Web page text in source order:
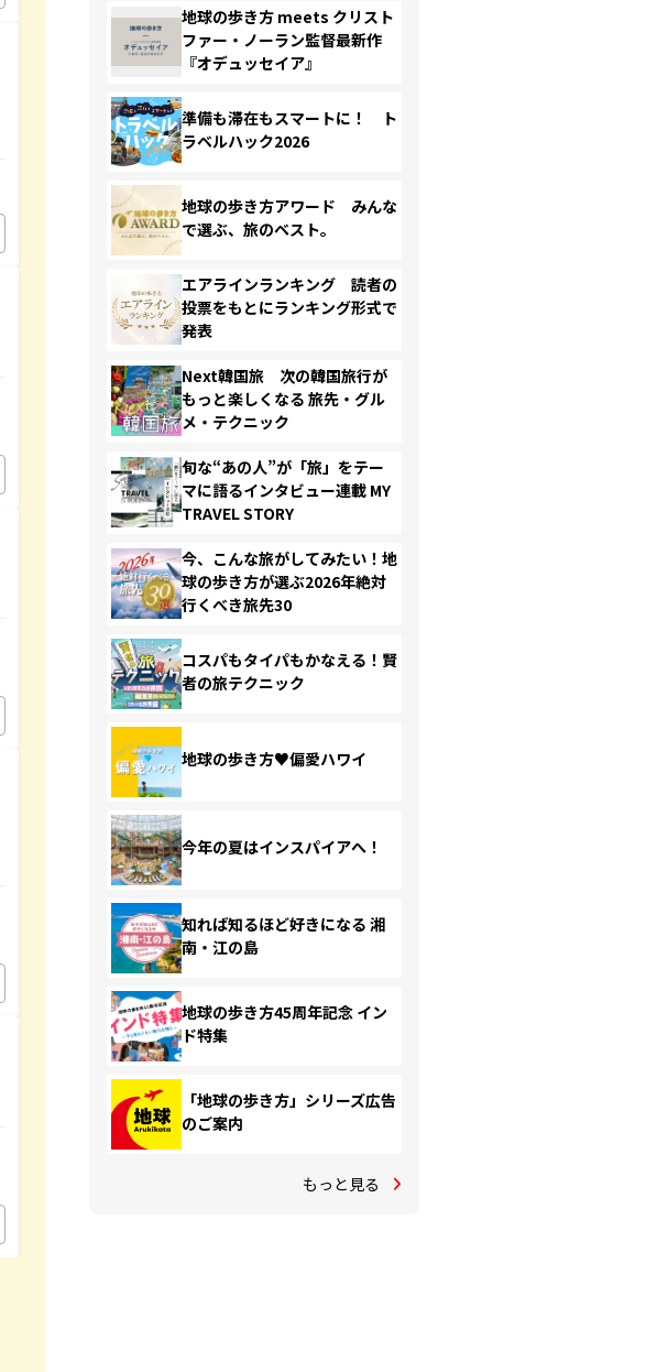
地球の歩き方 meets クリスト
ファー・ノーラン監督最新作
『オデュッセイア』
準備も滞在もスマートに！ ト
ラベルハック2026
地球の歩き方アワード みんな
で選ぶ、旅のベスト。
エアラインランキング 読者の
投票をもとにランキング形式で
発表
Next韓国旅 次の韓国旅行が
もっと楽しくなる 旅先・グル
メ・テクニック
旬な“あの人”が「旅」をテー
マに語るインタビュー連載 MY
TRAVEL STORY
今、こんな旅がしてみたい！地
球の歩き方が選ぶ2026年絶対
行くべき旅先30
コスパもタイパもかなえる！賢
者の旅テクニック
地球の歩き方♥偏愛ハワイ
今年の夏はインスパイアへ！
知れば知るほど好きになる 湘
南・江の島
地球の歩き方45周年記念 イン
ド特集
「地球の歩き方」シリーズ広告
のご案内
もっと見る